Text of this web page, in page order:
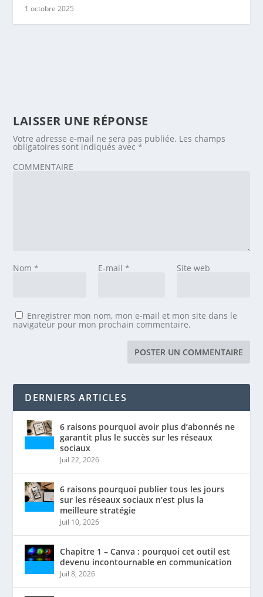
1 octobre 2025
LAISSER UNE RÉPONSE
Votre adresse e-mail ne sera pas publiée. Les champs
obligatoires sont indiqués avec*
COMMENTAIRE
Nom* E-mail * Site web
Enregistrer mon nom, mon e-mail et mon site dans le
navigateur pour mon prochain commentaire.
DERNIERS ARTICLES
6 raisons pourquoi avoir plus d’abonnés ne
garantit plus le succès sur les réseaux
sociaux
Juil 22, 2026
6 raisons pourquoi publier tous les jours
sur les réseaux sociaux n’est plus la
meilleure stratégie
Juil 10, 2026
Chapitre 1 – Canva : pourquoi cet outil est
devenu incontournable en communication
Juil 8, 2026